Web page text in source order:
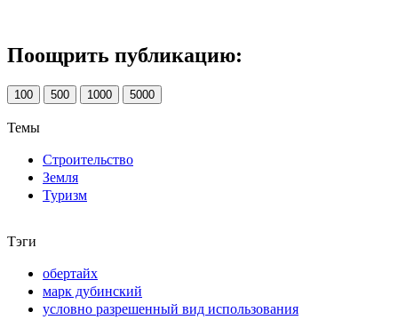
Поощрить публикацию:
100 500 1000 5000
Темы
Строительство
Земля
Туризм
Тэги
обертайх
марк дубинский
условно разрешенный вид использования